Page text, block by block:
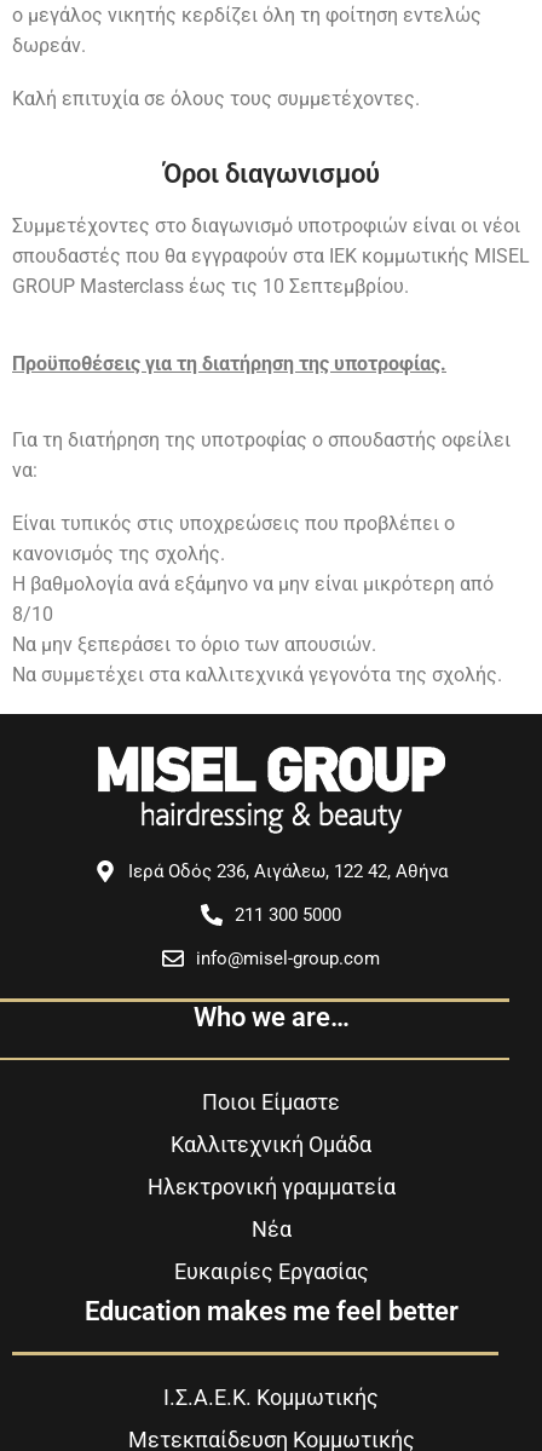
ο μεγάλος νικητής κερδίζει όλη τη φοίτηση εντελώς
δωρεάν.
Καλή επιτυχία σε όλους τους συμμετέχοντες.
Όροι διαγωνισμού
Συμμετέχοντες στο διαγωνισμό υποτροφιών είναι οι νέοι
σπουδαστές που θα εγγραφούν στα ΙΕΚ κομμωτικής MISEL
GROUP Masterclass έως τις 10 Σεπτεμβρίου.
Προϋποθέσεις για τη διατήρηση της υποτροφίας.
Για τη διατήρηση της υποτροφίας ο σπουδαστής οφείλει
να:
Είναι τυπικός στις υποχρεώσεις που προβλέπει ο
κανονισμός της σχολής.
Η βαθμολογία ανά εξάμηνο να μην είναι μικρότερη από
8/10
Να μην ξεπεράσει το όριο των απουσιών.
Να συμμετέχει στα καλλιτεχνικά γεγονότα της σχολής.
Ιερά Οδός 236, Αιγάλεω, 122 42, Αθήνα
211 300 5000
info@misel-group.com
Who we are…
Ποιοι Είμαστε
Καλλιτεχνική Ομάδα
Ηλεκτρονική γραμματεία
Νέα
Ευκαιρίες Εργασίας
Education makes me feel better
Ι.Σ.Α.Ε.Κ. Κομμωτικής
Μετεκπαίδευση Κομμωτικής